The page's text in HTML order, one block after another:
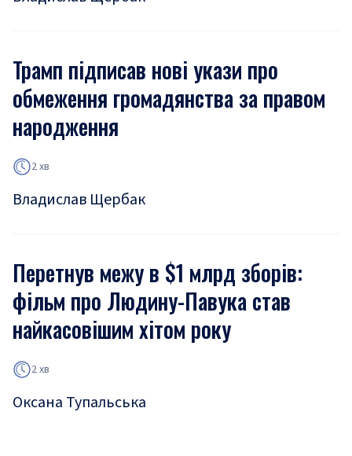
Трамп підписав нові укази про
обмеження громадянства за правом
народження
2 хв
Владислав Щербак
Перетнув межу в $1 млрд зборів:
фільм про Людину-Павука став
найкасовішим хітом року
2 хв
Оксана Тупальська